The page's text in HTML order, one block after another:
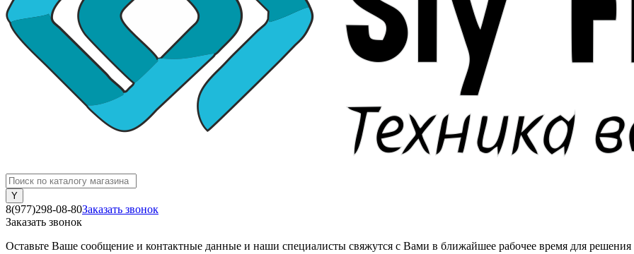
8(977)298-08-80Заказать звонок
Заказать звонок
Оставьте Ваше сообщение и контактные данные и наши специалисты свяжутся с Вами в ближайшее рабочее время для